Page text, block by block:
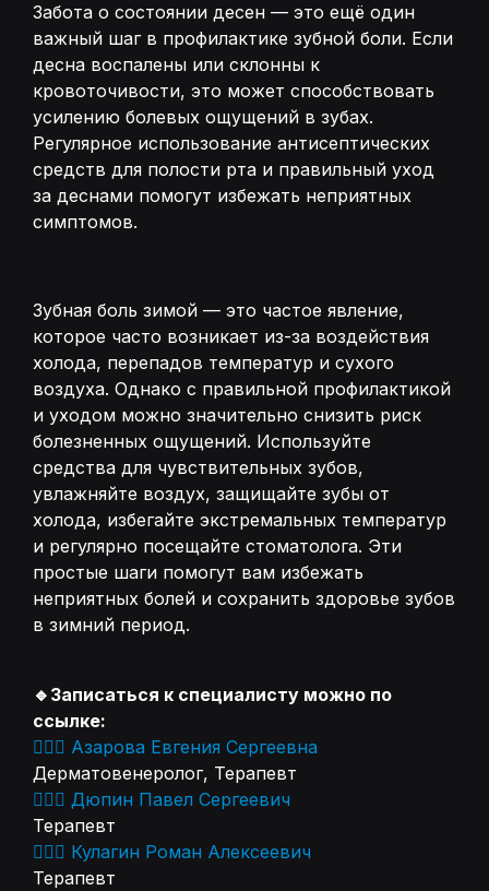
Забота о состоянии десен — это ещё один
важный шаг в профилактике зубной боли. Если
десна воспалены или склонны к
кровоточивости, это может способствовать
усилению болевых ощущений в зубах.
Регулярное использование антисептических
средств для полости рта и правильный уход
за деснами помогут избежать неприятных
симптомов.
Зубная боль зимой — это частое явление,
которое часто возникает из-за воздействия
холода, перепадов температур и сухого
воздуха. Однако с правильной профилактикой
и уходом можно значительно снизить риск
болезненных ощущений. Используйте
средства для чувствительных зубов,
увлажняйте воздух, защищайте зубы от
холода, избегайте экстремальных температур
и регулярно посещайте стоматолога. Эти
простые шаги помогут вам избежать
неприятных болей и сохранить здоровье зубов
в зимний период.
🔹Записаться к специалисту можно по
ссылке:
👨🏻‍⚕️ Азарова Евгения Сергеевна
Дерматовенеролог, Терапевт
👨🏻‍⚕️ Дюпин Павел Сергеевич
Терапевт
👨🏻‍⚕️ Кулагин Роман Алексеевич
Терапевт